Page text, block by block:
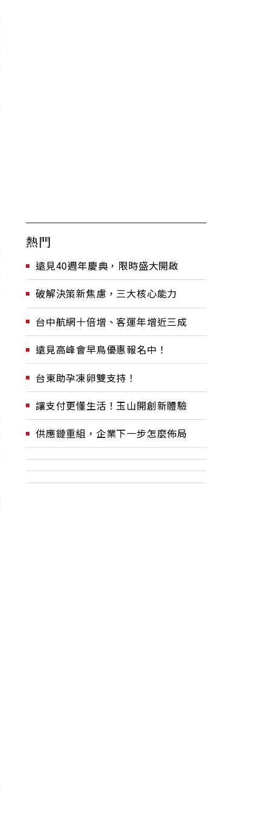
熱門
遠見40週年慶典，限時盛大開啟
破解決策新焦慮，三大核心能力
台中航網十倍增、客運年增近三成
遠見高峰會早鳥優惠報名中！
台東助孕凍卵雙支持！
讓支付更懂生活！玉山開創新體驗
供應鏈重組，企業下一步怎麼佈局